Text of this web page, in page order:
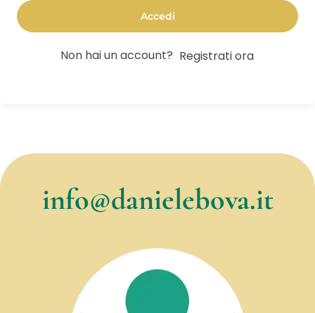
Accedi
Non hai un account? Registrati ora
info@danielebova.it